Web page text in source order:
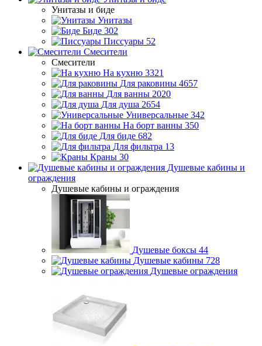
Унитазы и биде
Унитазы
Биде 302
Писсуары 52
Смесители
Смесители
На кухню 3321
Для раковины 4657
Для ванны 2020
Для душа 2654
Универсальные 342
На борт ванны 350
Для биде 682
Для фильтра 13
Краны 30
Душевые кабины и
ограждения
Душевые кабины и ограждения
Душевые боксы 44
Душевые кабины 728
Душевые ограждения